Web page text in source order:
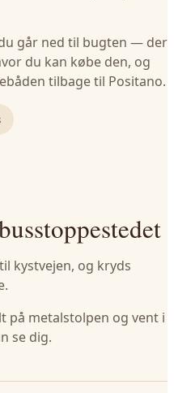
går ned til bugten — der
du kan købe den, og
tilbage til Positano.
kystvejen, og kryds
på metalstolpen og vent i
se dig.